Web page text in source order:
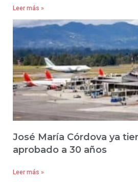
Leer más »
José María Córdova ya
aprobado a 30 años
Leer más »